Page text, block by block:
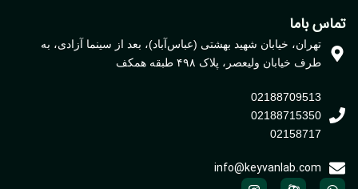
باما
تهران، خیابان شهید بهشتی (عباس‌آباد)، بعد از سینما آزادی، به
طرف خیابان ولیعصر، پلاک ۴۹۸ طبقه همکف
02188709513
02188715350
02158717
info@keyvanlab.com